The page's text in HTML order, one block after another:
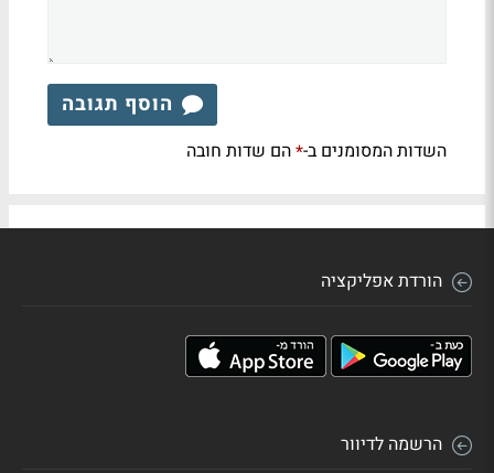
הוסף תגובה
השדות המסומנים ב-*הם שדות חובה
הורדת אפליקציה
הרשמה לדיוור